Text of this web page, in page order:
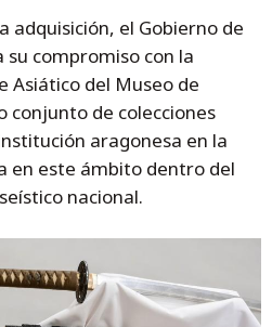
adquisición, el Gobierno de
compromiso con la
Asiático del Museo de
conjunto de colecciones
aragonesa en la
en este ámbito dentro del
nacional.